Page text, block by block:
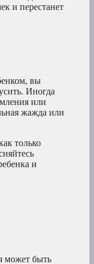
и перестанет
вы
Иногда
или
жажда или
только
и
может быть